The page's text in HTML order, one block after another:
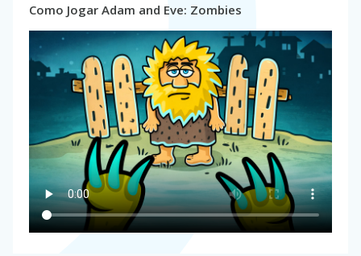
Como Jogar Adam and Eve: Zombies